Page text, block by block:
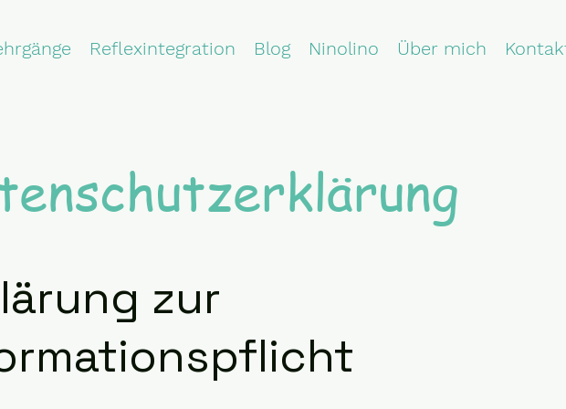
Reflexintegration Blog Ninolino Über mich
zur